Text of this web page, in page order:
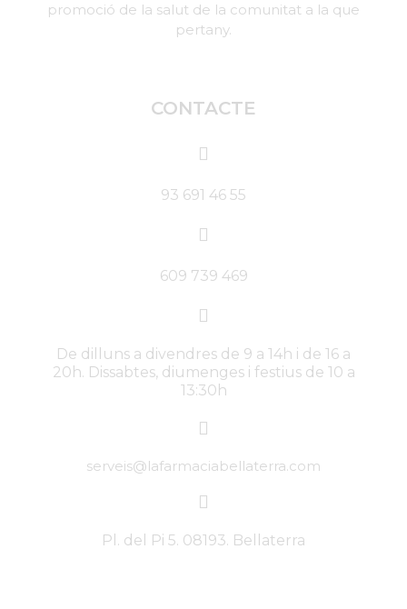
promoció de la salut de la comunitat a la que
pertany.
CONTACTE
93 691 46 55
609 739 469
De dilluns a divendres de 9 a 14h i de 16 a
20h. Dissabtes, diumenges i festius de 10 a
13:30h
serveis@lafarmaciabellaterra.com
Pl. del Pi 5. 08193. Bellaterra